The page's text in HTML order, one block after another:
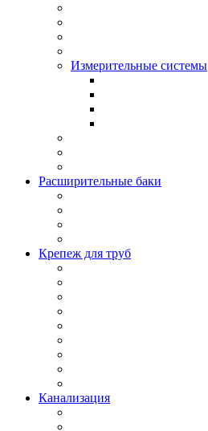
Измерительные системы
Расширительные баки
Крепеж для труб
Канализация